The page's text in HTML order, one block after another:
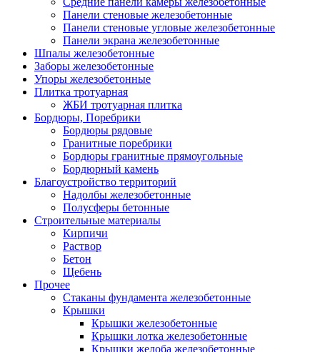
Панели стеновые железобетонные
Панели стеновые угловые железобетонные
Панели экрана железобетонные
Шпалы железобетонные
Заборы железобетонные
Упоры железобетонные
Плитка тротуарная
ЖБИ тротуарная плитка
Бордюры, Поребрики
Бордюры рядовые
Гранитные поребрики
Бордюры гранитные прямоугольные
Бордюрный камень
Благоустройство территорий
Надолбы железобетонные
Полусферы бетонные
Строительные материалы
Кирпичи
Раствор
Бетон
Щебень
Прочее
Стаканы фундамента железобетонные
Крышки
Крышки железобетонные
Крышки лотка железобетонные
Крышки желоба железобетонные